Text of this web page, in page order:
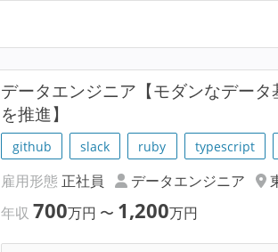
データエンジニア【モダンなデー
を推進】
github slack ruby typescript
雇用形態 正社員 データエンジニア
年収700万円 〜 1,200万円